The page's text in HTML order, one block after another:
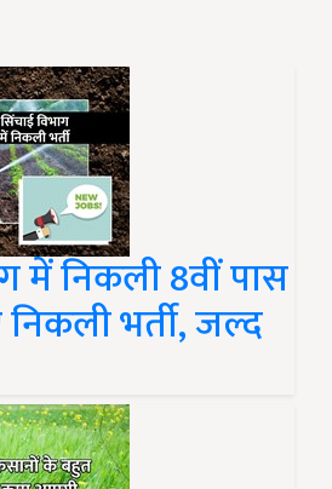
में निकली 8वीं पास
भर्ती, जल्द